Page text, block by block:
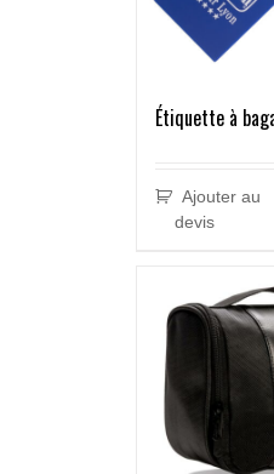
Étiquette à
Ajouter au
devis